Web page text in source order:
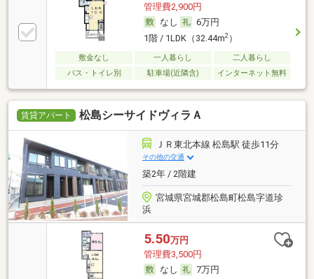
管理費2,900円
なし
6万円
1階 / 1LDK（32.44m2）
敷金なし 一人暮らし
二人暮らし
バス・トイレ別
駐車場(近隣含) インターネット無料
賃貸アパート 松島シーサイドヴィラＡ
ＪＲ東北本線 松島駅 徒歩11分
その他の交通
築2年 / 2階建
宮城県宮城郡松島町松島字道珍
浜
5.50万円
管理費3,500円
なし
7万円